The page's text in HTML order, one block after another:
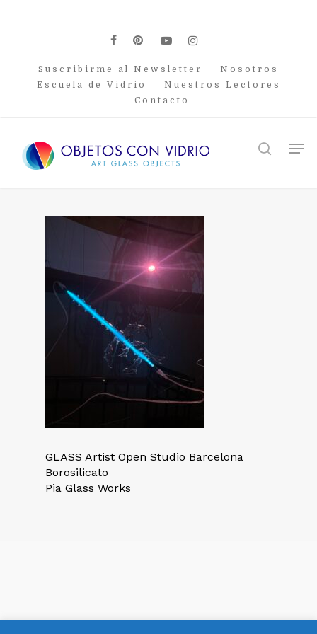
facebook
pinterest
youtubeinstagram
Suscribirme al Newsletter
Nosotros
Escuela de Vidrio
Nuestros Lectores
Contacto
search
GLASS Artist Open Studio Barcelona
Borosilicato
Pia Glass Works